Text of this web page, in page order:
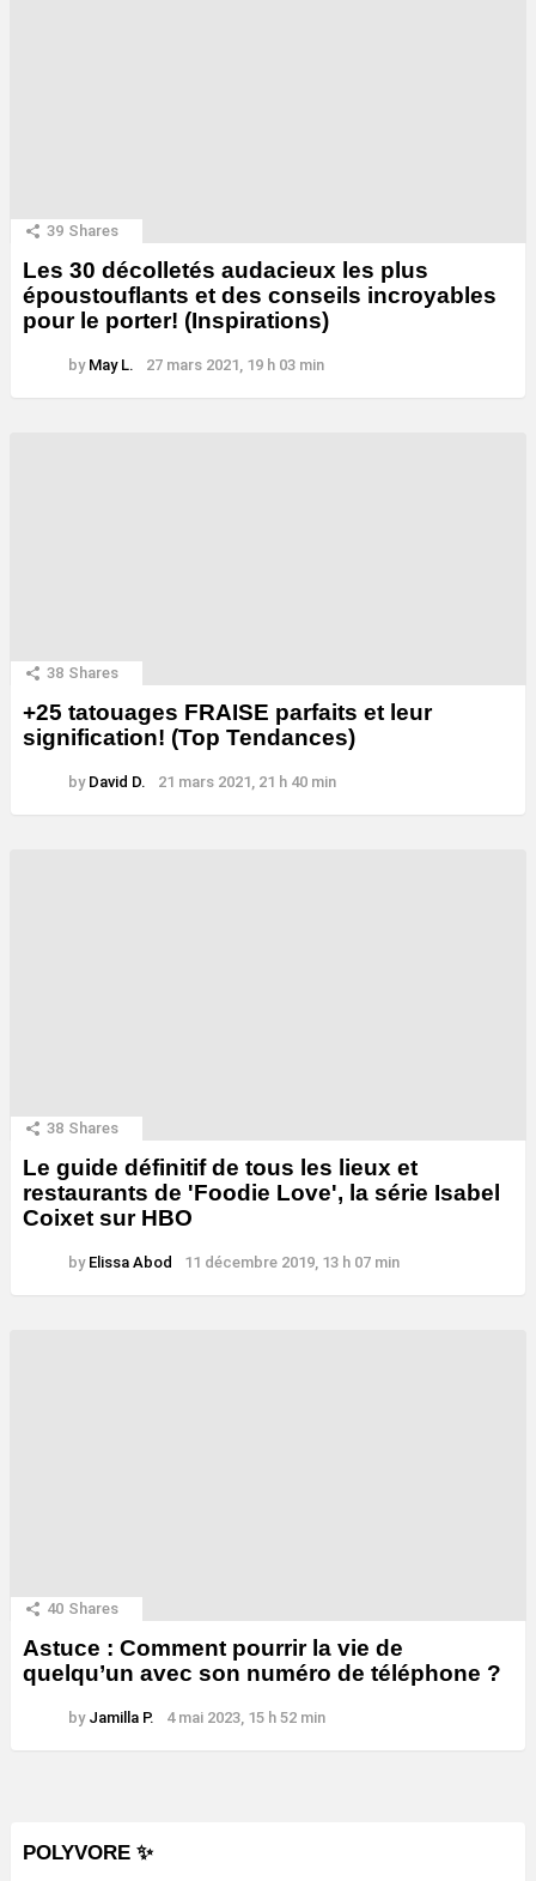
39 Shares
Les 30 décolletés audacieux les plus
époustouflants et des conseils incroyables
pour le porter! (Inspirations)
by May L. 27 mars 2021, 19 h 03 min
38 Shares
+25 tatouages ​​FRAISE parfaits et leur
signification! (Top Tendances)
by David D. 21 mars 2021, 21 h 40 min
38 Shares
Le guide définitif de tous les lieux et
restaurants de 'Foodie Love', la série Isabel
Coixet sur HBO
by Elissa Abod 11 décembre 2019, 13 h 07 min
40 Shares
Astuce : Comment pourrir la vie de
quelqu’un avec son numéro de téléphone ?
by Jamilla P. 4 mai 2023, 15 h 52 min
POLYVORE ✨